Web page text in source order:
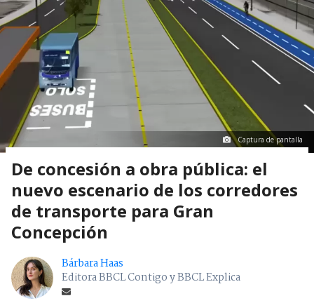
Captura de pantalla
De concesión a obra pública: el
nuevo escenario de los corredores
de transporte para Gran
Concepción
Bárbara Haas
Editora BBCL Contigo y BBCL Explica